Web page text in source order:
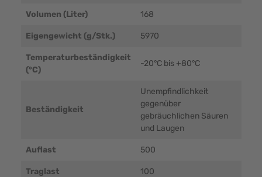
Volumen (Liter) 168
Eigengewicht (g/Stk.) 5970
Temperaturbeständigkeit
(°C)
-20°C bis +80°C
Beständigkeit
Unempfindlichkeit
gegenüber
gebräuchlichen Säuren
und Laugen
Auflast 500
Traglast 100